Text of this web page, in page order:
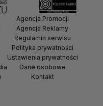
Agencja Promocji
Agencja Reklamy
Regulamin serwisu
Polityka prywatności
Ustawienia prywatności
Dane osobowe
Kontakt